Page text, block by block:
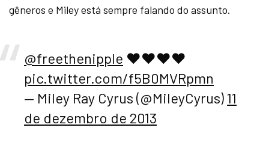
gêneros e Miley está sempre falando do assunto.
@freethenipple ❤️❤️❤️❤️
pic.twitter.com/f5B0MVRpmn
— Miley Ray Cyrus (@MileyCyrus) 11
de dezembro de 2013